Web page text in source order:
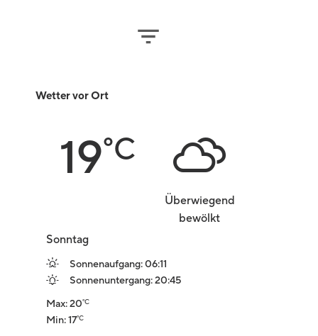
Wetter vor Ort
Überwiegend
bewölkt
19°C
Sonntag
Sonnenaufgang: 06:11
Sonnenuntergang: 20:45
Max: 20°C
Min: 17°C